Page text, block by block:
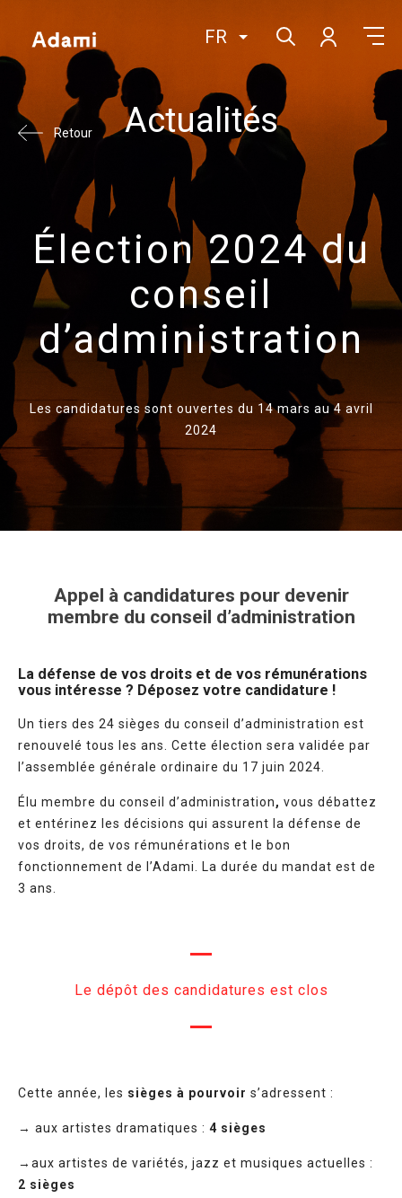
FR
Retour Actualités
Élection 2024 du
conseil
d’administration
Les candidatures sont ouvertes du 14 mars au 4 avril
2024
Appel à candidatures pour devenir
membre du conseil d’administration
La défense de vos droits et de vos rémunérations
vous intéresse ? Déposez votre candidature !
Un tiers des 24 sièges du conseil d’administration est
renouvelé tous les ans. Cette élection sera validée par
l’assemblée générale ordinaire du 17 juin 2024.
Élu membre du conseil d’administration, vous débattez
et entérinez les décisions qui assurent la défense de
vos droits, de vos rémunérations et le bon
fonctionnement de l’Adami. La durée du mandat est de
3 ans.
Le dépôt des candidatures est clos
Cette année, les sièges à pourvoir s’adressent :
→ aux artistes dramatiques : 4 sièges
→aux artistes de variétés, jazz et musiques actuelles :
2 sièges